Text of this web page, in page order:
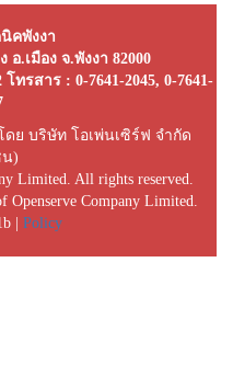
คพังงา
อ.เมือง จ.พังงา 82000
โทรสาร : 0-7641-2045, 0-7641-
ย บริษัท โอเพ่นเซิร์ฟ จำกัด
)
Limited. All rights reserved.
Openserve Company Limited.
| Policy